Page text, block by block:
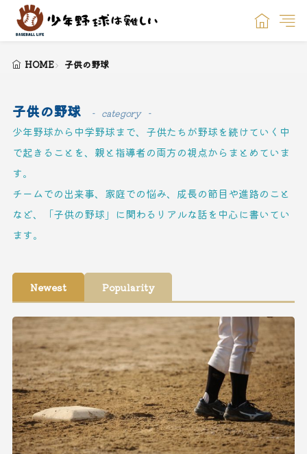
HOME 子供の野球
子供の野球 category
少年野球から中学野球まで、子供たちが野球を続けていく中
で起きることを、親と指導者の両方の視点からまとめていま
す。
チームでの出来事、家庭での悩み、成長の節目や進路のこと
など、「子供の野球」に関わるリアルな話を中心に書いてい
ます。
Newest Popularity